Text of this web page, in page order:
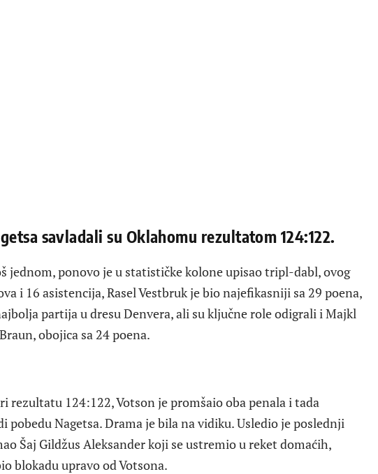
savladali su Oklahomu rezultatom 124:122.
jednom, ponovo je u statističke kolone upisao tripl-dabl, ovog
i 16 asistencija, Rasel Vestbruk je bio najefikasniji sa 29 poena,
partija u dresu Denvera, ali su ključne role odigrali i Majkl
obojica sa 24 poena.
rezultatu 124:122, Votson je promšaio oba penala i tada
Nagetsa. Drama je bila na vidiku. Usledio je poslednji
Šaj Gildžus Aleksander koji se ustremio u reket domaćih,
blokadu upravo od Votsona.